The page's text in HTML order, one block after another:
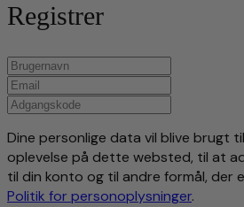
Registrer
Dine personlige data vil blive brugt
oplevelse på dette websted, til at
til din konto og til andre formål, der
Politik for personoplysninger.